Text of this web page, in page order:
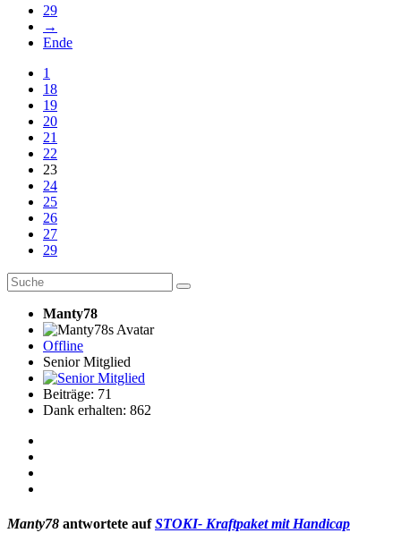
29
→
Ende
1
18
19
20
21
22
23
24
25
26
27
29
Manty78
Offline
Senior Mitglied
Beiträge: 71
Dank erhalten: 862
Manty78 antwortete aufSTOKI- Kraftpaket mit Handicap